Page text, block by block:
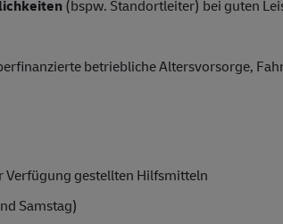
(bspw. Standortleiter) bei guten
betriebliche Altersvorsorge,
Verfügung gestellten Hilfsmitteln
Samstag)